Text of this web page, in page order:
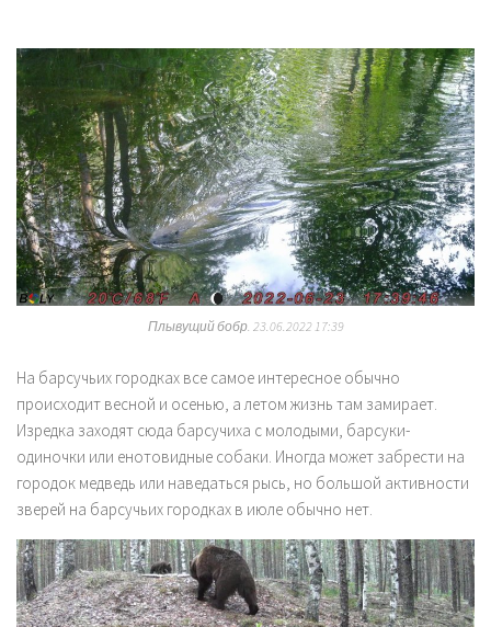
Плывущий бобр. 23.06.2022 17:39
На барсучьих городках все самое интересное обычно
происходит весной и осенью, а летом жизнь там замирает.
Изредка заходят сюда барсучиха с молодыми, барсуки-
одиночки или енотовидные собаки. Иногда может забрести на
городок медведь или наведаться рысь, но большой активности
зверей на барсучьих городках в июле обычно нет.